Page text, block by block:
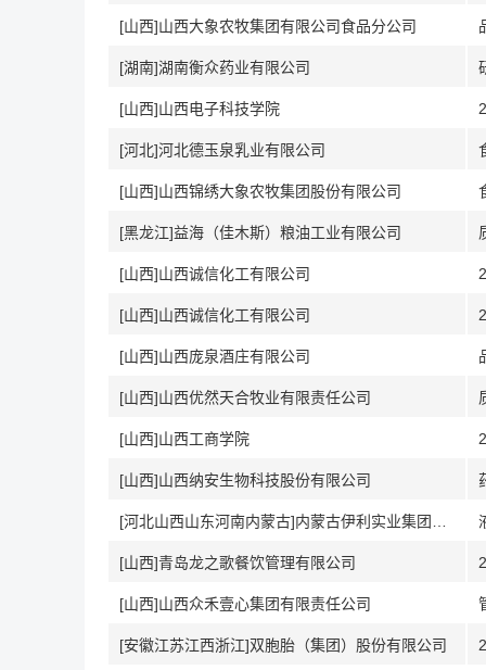
[山西]山西大象农牧集团有限公司食品分公司
[湖南]湖南衡众药业有限公司
[山西]山西电子科技学院
[河北]河北德玉泉乳业有限公司
[山西]山西锦绣大象农牧集团股份有限公司
[黑龙江]益海（佳木斯）粮油工业有限公司
[山西]山西诚信化工有限公司
[山西]山西诚信化工有限公司
[山西]山西庞泉酒庄有限公司
[山西]山西优然天合牧业有限责任公司
[山西]山西工商学院
[山西]山西纳安生物科技股份有限公司
[山西]青岛龙之歌餐饮管理有限公司
[山西]山西众禾壹心集团有限责任公司
[安徽江苏江西浙江]双胞胎（集团）股份有限公司